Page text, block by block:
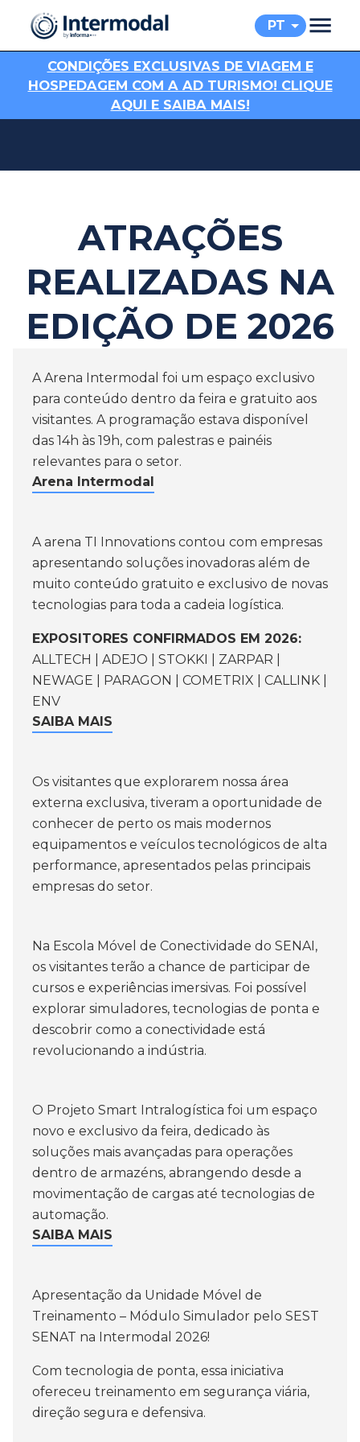
PT
CONDIÇÕES EXCLUSIVAS DE VIAGEM E
HOSPEDAGEM COM A AD TURISMO! CLIQUE
AQUI E SAIBA MAIS!
ATRAÇÕES
REALIZADAS NA
EDIÇÃO DE 2026
A Arena Intermodal foi um espaço exclusivo
para conteúdo dentro da feira e gratuito aos
visitantes. A programação estava disponível
das 14h às 19h, com palestras e painéis
relevantes para o setor.
Arena Intermodal
A arena TI Innovations contou com empresas
apresentando soluções inovadoras além de
muito conteúdo gratuito e exclusivo de novas
tecnologias para toda a cadeia logística.
EXPOSITORES CONFIRMADOS EM 2026:
ALLTECH | ADEJO | STOKKI | ZARPAR |
NEWAGE | PARAGON | COMETRIX | CALLINK |
ENV
SAIBA MAIS
Os visitantes que explorarem nossa área
externa exclusiva, tiveram a oportunidade de
conhecer de perto os mais modernos
equipamentos e veículos tecnológicos de alta
performance, apresentados pelas principais
empresas do setor.
Na Escola Móvel de Conectividade do SENAI,
os visitantes terão a chance de participar de
cursos e experiências imersivas. Foi possível
explorar simuladores, tecnologias de ponta e
descobrir como a conectividade está
revolucionando a indústria.
O Projeto Smart Intralogística foi um espaço
novo e exclusivo da feira, dedicado às
soluções mais avançadas para operações
dentro de armazéns, abrangendo desde a
movimentação de cargas até tecnologias de
automação.
SAIBA MAIS
Apresentação da Unidade Móvel de
Treinamento – Módulo Simulador pelo SEST
SENAT na Intermodal 2026!
Com tecnologia de ponta, essa iniciativa
ofereceu treinamento em segurança viária,
direção segura e defensiva.